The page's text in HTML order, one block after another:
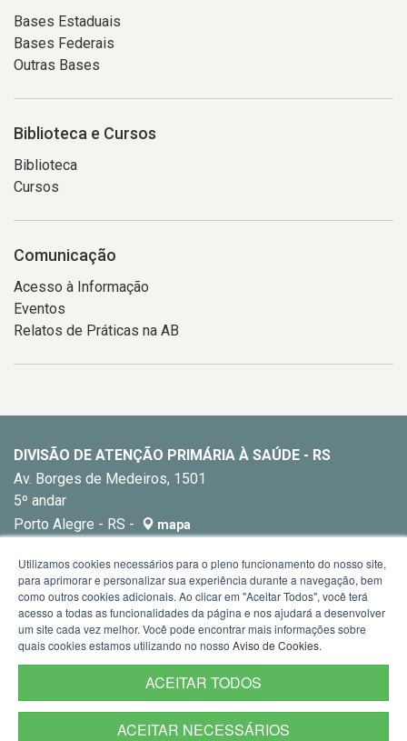
Bases Estaduais
Bases Federais
Outras Bases
Biblioteca e Cursos
Biblioteca
Cursos
Comunicação
Acesso à Informação
Eventos
Relatos de Práticas na AB
DIVISÃO DE ATENÇÃO PRIMÁRIA À SAÚDE - RS
Av. Borges de Medeiros, 1501
5º andar
Porto Alegre - RS -
mapa
Utilizamos cookies necessários para o pleno funcionamento do nosso site,
para aprimorar e personalizar sua experiência durante a navegação, bem
como outros cookies adicionais. Ao clicar em "Aceitar Todos", você terá
acesso a todas as funcionalidades da página e nos ajudará a desenvolver
um site cada vez melhor. Você pode encontrar mais informações sobre
quais cookies estamos utilizando no nosso Aviso de Cookies.
ACEITAR TODOS
ACEITAR NECESSÁRIOS